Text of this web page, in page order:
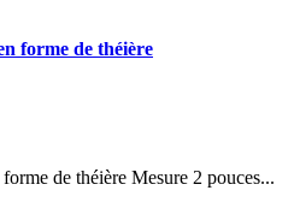
forme de théière
de théière Mesure 2 pouces...